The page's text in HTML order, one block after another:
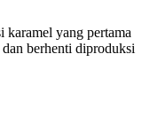
karamel yang pertama
berhenti diproduksi